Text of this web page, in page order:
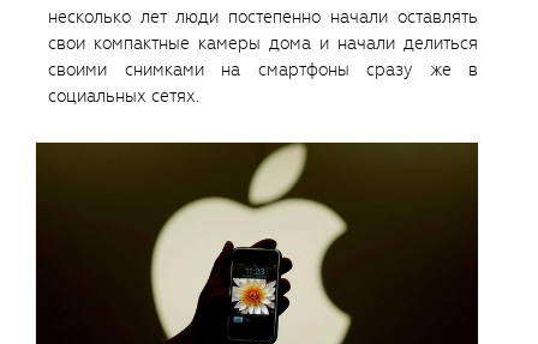
несколько лет люди постепенно начали оставлять
свои компактные камеры дома и начали делиться
своими снимками на смартфоны сразу же в
социальных сетях.